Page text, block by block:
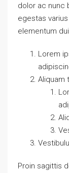
dolor ac nunc
egestas
elementum
Lorem
Aliquam
Proin sagittis